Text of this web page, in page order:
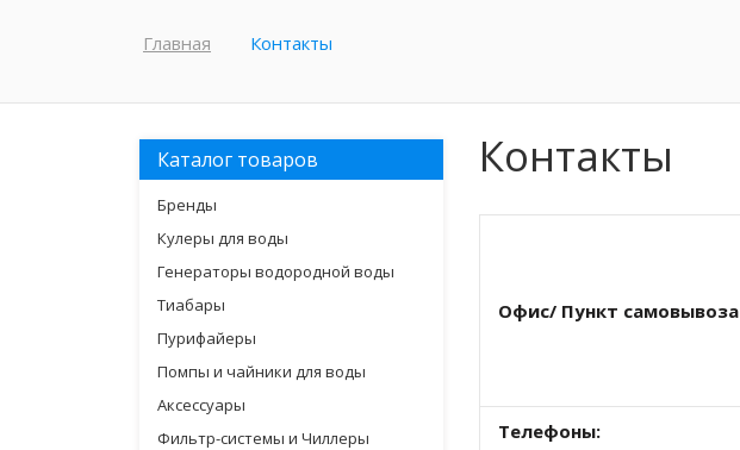
Главная Контакты
Каталог товаров
Бренды
Кулеры для воды
Генераторы водородной воды
Тиабары
Пурифайеры
Помпы и чайники для воды
Аксессуары
Фильтр-системы и Чиллеры
Контакты
Офис/ Пункт самовывоза
Телефоны: